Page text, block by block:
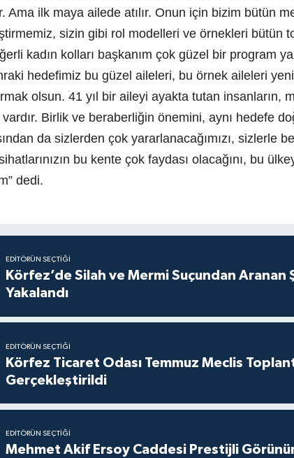
Ama ilk maya ailede atılır. Onun için bizim bütün
sizin gibi rol modelleri ve örnekleri bütün
kadın kolları başkanım çok güzel bir program
hedefimiz bu güzel aileleri, bu örnek aileleri
olsun. 41 yıl bir aileyi ayakta tutan insanların,
Birlik ve beraberliğin önemini, aynı hedefe
da sizlerden çok yararlanacağımızı, sizlerle
bu kente çok faydası olacağını, bu
dedi.
EDITÖRÜN SEÇTIĞI
Körfez’de Silah ve Mermi Suçundan Aranan
Yakalandı
EDITÖRÜN SEÇTIĞI
Körfez Ticaret Odası Temmuz Meclis
Gerçekleştirildi
EDITÖRÜN SEÇTIĞI
Mehmet Akif Ersoy Caddesi Prestijli